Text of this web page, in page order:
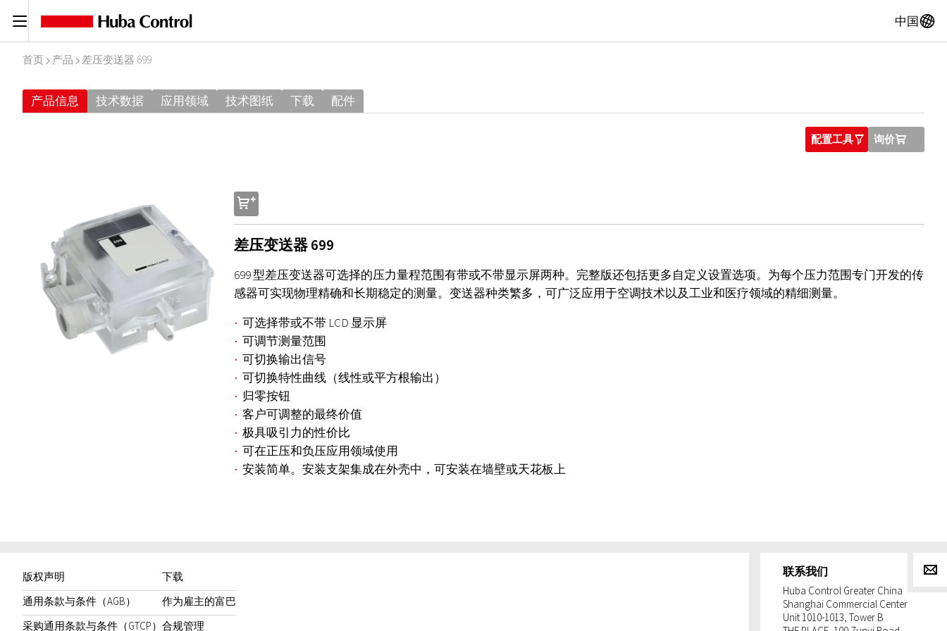
C 中国A
首页 I 产品 I 差压变送器 699
产品信息 技术数据 应用领域 技术图纸 下载 配件
配置工具O 询价U
s
差压变送器 699
699 型差压变送器可选择的压力量程范围有带或不带显示屏两种。完整版还包括更多自定义设置选项。为每个压力范围专门开发的传
感器可实现物理精确和长期稳定的测量。变送器种类繁多，可广泛应用于空调技术以及工业和医疗领域的精细测量。
可选择带或不带 LCD 显示屏
可调节测量范围
可切换输出信号
可切换特性曲线（线性或平方根输出）
归零按钮
客户可调整的最终价值
极具吸引力的性价比
可在正压和负压应用领域使用
安装简单。安装支架集成在外壳中，可安装在墙壁或天花板上
版权声明
通用条款与条件（AGB）
采购通用条款与条件（GTCP）
下载
作为雇主的富巴
合规管理
联系我们
Huba Control Greater China
Shanghai Commercial Center
Unit 1010-1013, Tower B
g